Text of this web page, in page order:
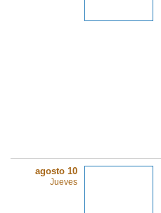
agosto 10
Jueves